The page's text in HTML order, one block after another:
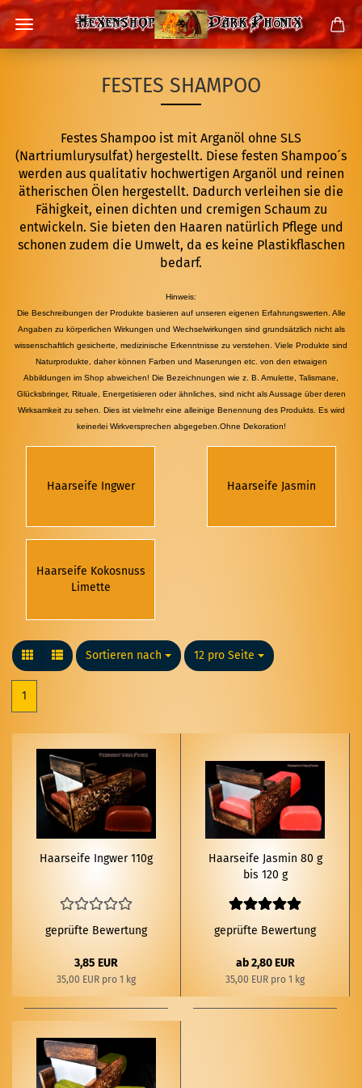
FESTES SHAMPOO
Festes Shampoo ist mit Arganöl ohne SLS
(Nartriumlurysulfat) hergestellt. Diese festen Shampoo´s
werden aus qualitativ hochwertigen Arganöl und reinen
ätherischen Ölen hergestellt. Dadurch verleihen sie die
Fähigkeit, einen dichten und cremigen Schaum zu
entwickeln. Sie bieten den Haaren natürlich Pflege und
schonen zudem die Umwelt, da es keine Plastikflaschen
bedarf.
Hinweis:
Die Beschreibungen der Produkte basieren auf unseren eigenen Erfahrungswerten. Alle
Angaben zu körperlichen Wirkungen und Wechselwirkungen sind grundsätzlich nicht als
wissenschaftlich gesicherte, medizinische Erkenntnisse zu verstehen. Viele Produkte sind
Naturprodukte, daher können Farben und Maserungen etc. von den etwaigen
Abbildungen im Shop abweichen! Die Bezeichnungen wie z. B. Amulette, Talismane,
Glücksbringer, Rituale, Energetisieren oder ähnliches, sind nicht als Aussage über deren
Wirksamkeit zu sehen. Dies ist vielmehr eine alleinige Benennung des Produkts. Es wird
keinerlei Wirkversprechen abgegeben.Ohne Dekoration!
Haarseife Ingwer Haarseife Jasmin
Haarseife Kokosnuss
Limette
Sortieren nach
Sortieren nach 12 pro Seite
pro Seite
1
Haar­sei­fe Ing­wer 110g
geprüfte Bewertung
3,85 EUR
35,00 EUR pro 1 kg
Haar­sei­fe Jas­min 80 g
bis 120 g
geprüfte Bewertung
ab 2,80 EUR
35,00 EUR pro 1 kg